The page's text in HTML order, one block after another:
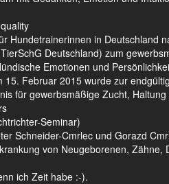
Hundetrainerinnen in Deutschland
Deutschland) zum
Emotionen und
Februar 2015 wurde zur
für gewerbsmäßige Zucht,
Seminar)
Schneider-Cmrlec und Gorazd
von Neugeborenen,
ich Zeit habe :-).